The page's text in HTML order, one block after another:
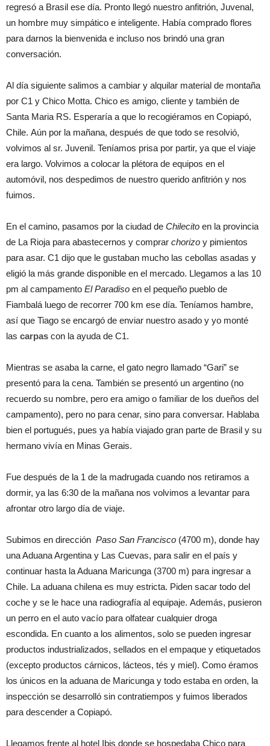
regresó a Brasil ese día. Pronto llegó nuestro anfitrión, Juvenal,
un hombre muy simpático e inteligente. Había comprado flores
para darnos la bienvenida e incluso nos brindó una gran
conversación.
Al día siguiente salimos a cambiar y alquilar material de montaña
por C1 y Chico Motta. Chico es amigo, cliente y también de
Santa Maria RS. Esperaría a que lo recogiéramos en Copiapó,
Chile. Aún por la mañana, después de que todo se resolvió,
volvimos al sr. Juvenil. Teníamos prisa por partir, ya que el viaje
era largo. Volvimos a colocar la plétora de equipos en el
automóvil, nos despedimos de nuestro querido anfitrión y nos
fuimos.
En el camino, pasamos por la ciudad de Chilecito en la provincia
de La Rioja para abastecernos y comprar chorizo y pimientos
para asar. C1 dijo que le gustaban mucho las cebollas asadas y
eligió la más grande disponible en el mercado. Llegamos a las 10
pm al campamento El Paradiso en el pequeño pueblo de
Fiambalá luego de recorrer 700 km ese día. Teníamos hambre,
así que Tiago se encargó de enviar nuestro asado y yo monté
las carpas con la ayuda de C1.
Mientras se asaba la carne, el gato negro llamado “Gari” se
presentó para la cena. También se presentó un argentino (no
recuerdo su nombre, pero era amigo o familiar de los dueños del
campamento), pero no para cenar, sino para conversar. Hablaba
bien el portugués, pues ya había viajado gran parte de Brasil y su
hermano vivía en Minas Gerais.
Fue después de la 1 de la madrugada cuando nos retiramos a
dormir, ya las 6:30 de la mañana nos volvimos a levantar para
afrontar otro largo día de viaje.
Subimos en dirección Paso San Francisco (4700 m), donde hay
una Aduana Argentina y Las Cuevas, para salir en el país y
continuar hasta la Aduana Maricunga (3700 m) para ingresar a
Chile. La aduana chilena es muy estricta. Piden sacar todo del
coche y se le hace una radiografía al equipaje. Además, pusieron
un perro en el auto vacío para olfatear cualquier droga
escondida. En cuanto a los alimentos, solo se pueden ingresar
productos industrializados, sellados en el empaque y etiquetados
(excepto productos cárnicos, lácteos, tés y miel). Como éramos
los únicos en la aduana de Maricunga y todo estaba en orden, la
inspección se desarrolló sin contratiempos y fuimos liberados
para descender a Copiapó.
Llegamos frente al hotel Ibis donde se hospedaba Chico para